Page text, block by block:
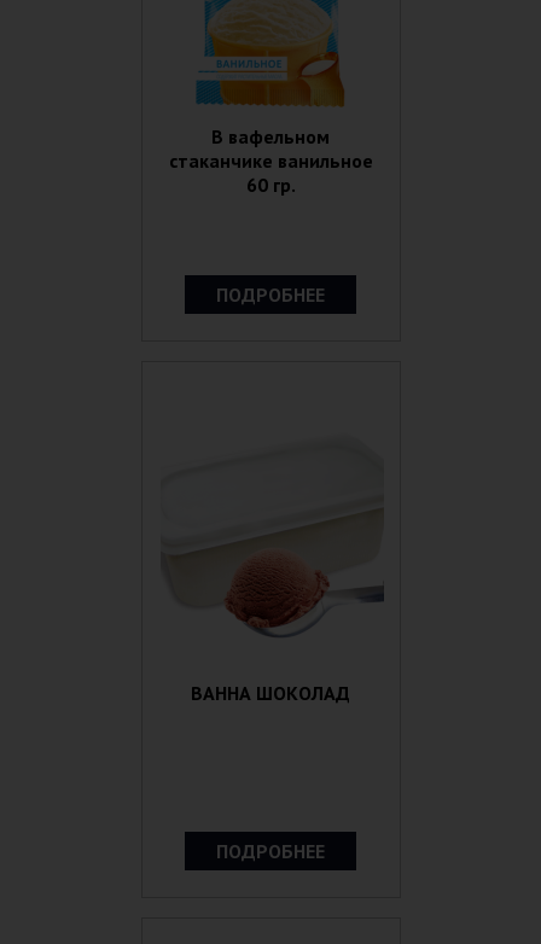
В вафельном
стаканчике ванильное
60 гр.
ПОДРОБНЕЕ
ВАННА ШОКОЛАД
ПОДРОБНЕЕ